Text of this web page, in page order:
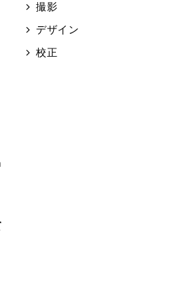
撮影
デザイン
校正